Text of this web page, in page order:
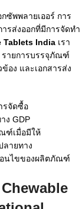
ซัพพลายเออร์ การ
รส่งออกที่มีการจัดทำ
Tablets India เรา
รายการบรรจุภัณฑ์
ข้อง และเอกสารส่ง
รจัดซื้อ
ง GDP
ฑ์เมื่อมีให้
ลายทาง
อนไขของผลิตภัณฑ์